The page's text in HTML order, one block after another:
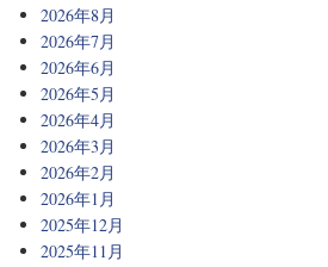
2026年8月
2026年7月
2026年6月
2026年5月
2026年4月
2026年3月
2026年2月
2026年1月
2025年12月
2025年11月